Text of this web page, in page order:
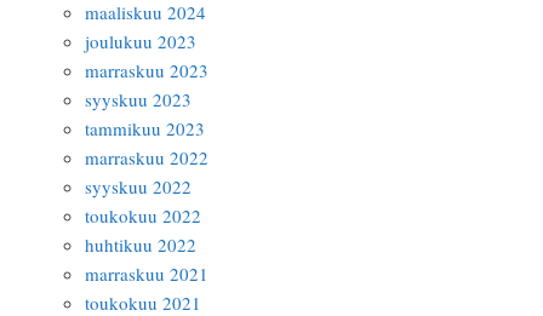
maaliskuu 2024
joulukuu 2023
marraskuu 2023
syyskuu 2023
tammikuu 2023
marraskuu 2022
syyskuu 2022
toukokuu 2022
huhtikuu 2022
marraskuu 2021
toukokuu 2021